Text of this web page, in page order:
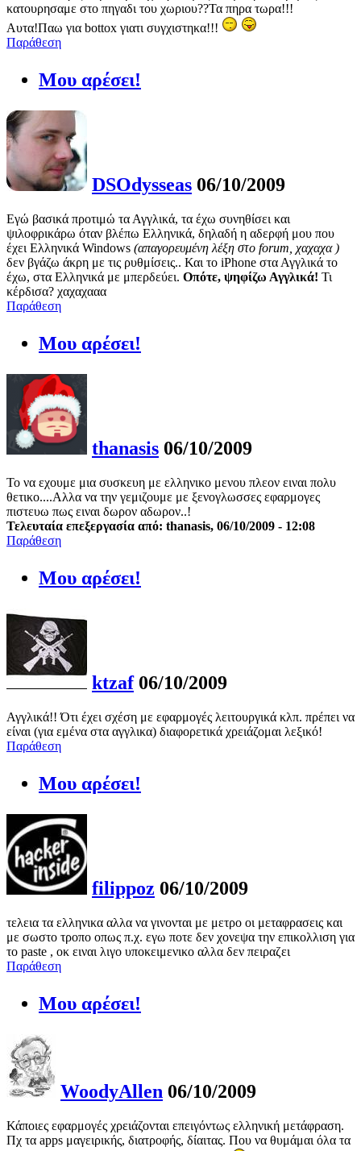
κατουρησαμε στο πηγαδι του χωριου??Τα πηρα τωρα!!!
Αυτα!Παω για bottox γιατι συγχιστηκα!!!
Παράθεση
Μου αρέσει!
DSOdysseas 06/10/2009
Εγώ βασικά προτιμώ τα Αγγλικά, τα έχω συνηθίσει και
ψιλοφρικάρω όταν βλέπω Ελληνικά, δηλαδή η αδερφή μου που
έχει Ελληνικά Windows (απαγορευμένη λέξη στο forum, χαχαχα )
δεν βγάζω άκρη με τις ρυθμίσεις.. Και το iPhone στα Αγγλικά το
έχω, στα Ελληνικά με μπερδεύει. Οπότε, ψηφίζω Αγγλικά! Τι
κέρδισα? χαχαχααα
Παράθεση
Μου αρέσει!
thanasis 06/10/2009
Το να εχουμε μια συσκευη με ελληνικο μενου πλεον ειναι πολυ
θετικο....Αλλα να την γεμιζουμε με ξενογλωσσες εφαρμογες
πιστευω πως ειναι δωρον αδωρον..!
Τελευταία επεξεργασία από: thanasis, 06/10/2009 - 12:08
Παράθεση
Μου αρέσει!
ktzaf 06/10/2009
Αγγλικά!! Ότι έχει σχέση με εφαρμογές λειτουργικά κλπ. πρέπει να
είναι (για εμένα στα αγγλικα) διαφορετικά χρειάζομαι λεξικό!
Παράθεση
Μου αρέσει!
filippoz 06/10/2009
τελεια τα ελληνικα αλλα να γινονται με μετρο οι μεταφρασεις και
με σωστο τροπο οπως π.χ. εγω ποτε δεν χονεψα την επικολλιση για
το paste , οκ ειναι λιγο υποκειμενικο αλλα δεν πειραζει
Παράθεση
Μου αρέσει!
WoodyAllen 06/10/2009
Κάποιες εφαρμογές χρειάζονται επειγόντως ελληνική μετάφραση.
Πχ τα apps μαγειρικής, διατροφής, δίαιτας. Που να θυμάμαι όλα τα